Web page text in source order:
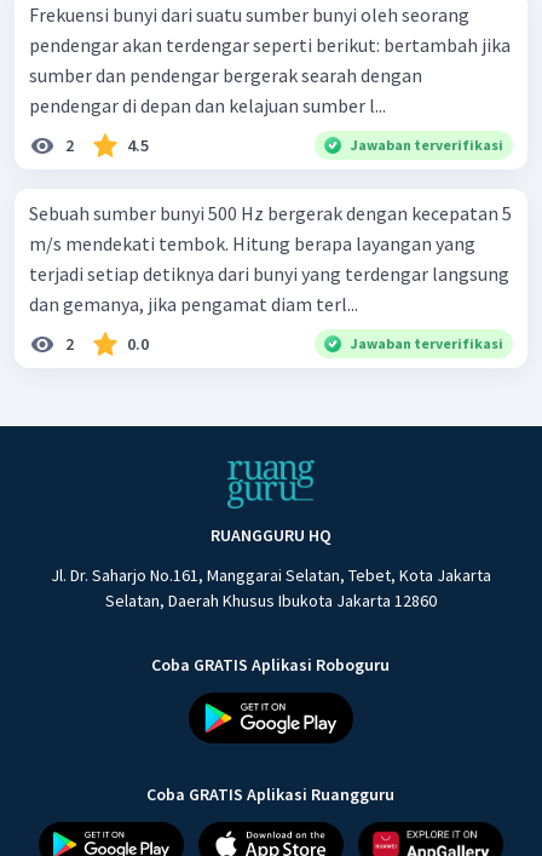
Frekuensi bunyi dari suatu sumber bunyi oleh seorang
pendengar akan terdengar seperti berikut: bertambah jika
sumber dan pendengar bergerak searah dengan
pendengar di depan dan kelajuan sumber l...
2 4.5 Jawaban terverifikasi
Sebuah sumber bunyi 500 Hz bergerak dengan kecepatan 5
m/s mendekati tembok. Hitung berapa layangan yang
terjadi setiap detiknya dari bunyi yang terdengar langsung
dan gemanya, jika pengamat diam terl...
2 0.0 Jawaban terverifikasi
RUANGGURU HQ
Jl. Dr. Saharjo No.161, Manggarai Selatan, Tebet, Kota Jakarta
Selatan, Daerah Khusus Ibukota Jakarta 12860
Coba GRATIS Aplikasi Roboguru
Coba GRATIS Aplikasi Ruangguru